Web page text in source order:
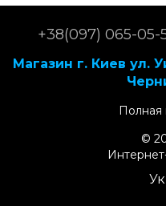
+38(097) 065-05-
Магазин г. Киев ул.
Полная
©